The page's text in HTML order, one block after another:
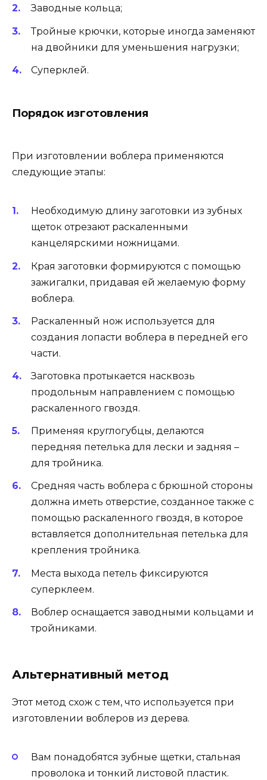
Заводные кольца;
Тройные крючки, которые иногда заменяют
на двойники для уменьшения нагрузки;
Суперклей.
Порядок изготовления
При изготовлении воблера применяются
следующие этапы:
Необходимую длину заготовки из зубных
щеток отрезают раскаленными
канцелярскими ножницами.
Края заготовки формируются с помощью
зажигалки, придавая ей желаемую форму
воблера.
Раскаленный нож используется для
создания лопасти воблера в передней его
части.
Заготовка протыкается насквозь
продольным направлением с помощью
раскаленного гвоздя.
Применяя круглогубцы, делаются
передняя петелька для лески и задняя –
для тройника.
Средняя часть воблера с брюшной стороны
должна иметь отверстие, созданное также с
помощью раскаленного гвоздя, в которое
вставляется дополнительная петелька для
крепления тройника.
Места выхода петель фиксируются
суперклеем.
Воблер оснащается заводными кольцами и
тройниками.
Альтернативный метод
Этот метод схож с тем, что используется при
изготовлении воблеров из дерева.
Вам понадобятся зубные щетки, стальная
проволока и тонкий листовой пластик.